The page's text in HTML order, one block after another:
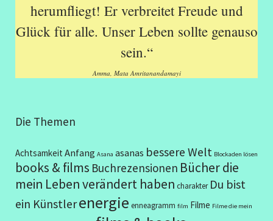
herumfliegt! Er verbreitet Freude und
Glück für alle. Unser Leben sollte genauso
sein.“
Amma, Mata Amritanandamayi
Die Themen
Achtsamkeit Anfang Asana asanas bessere Welt Blockaden lösen
books & films Buchrezensionen Bücher die
mein Leben verändert haben charakter Du bist
ein Künstlerenergie enneagramm film Filme Filme die mein